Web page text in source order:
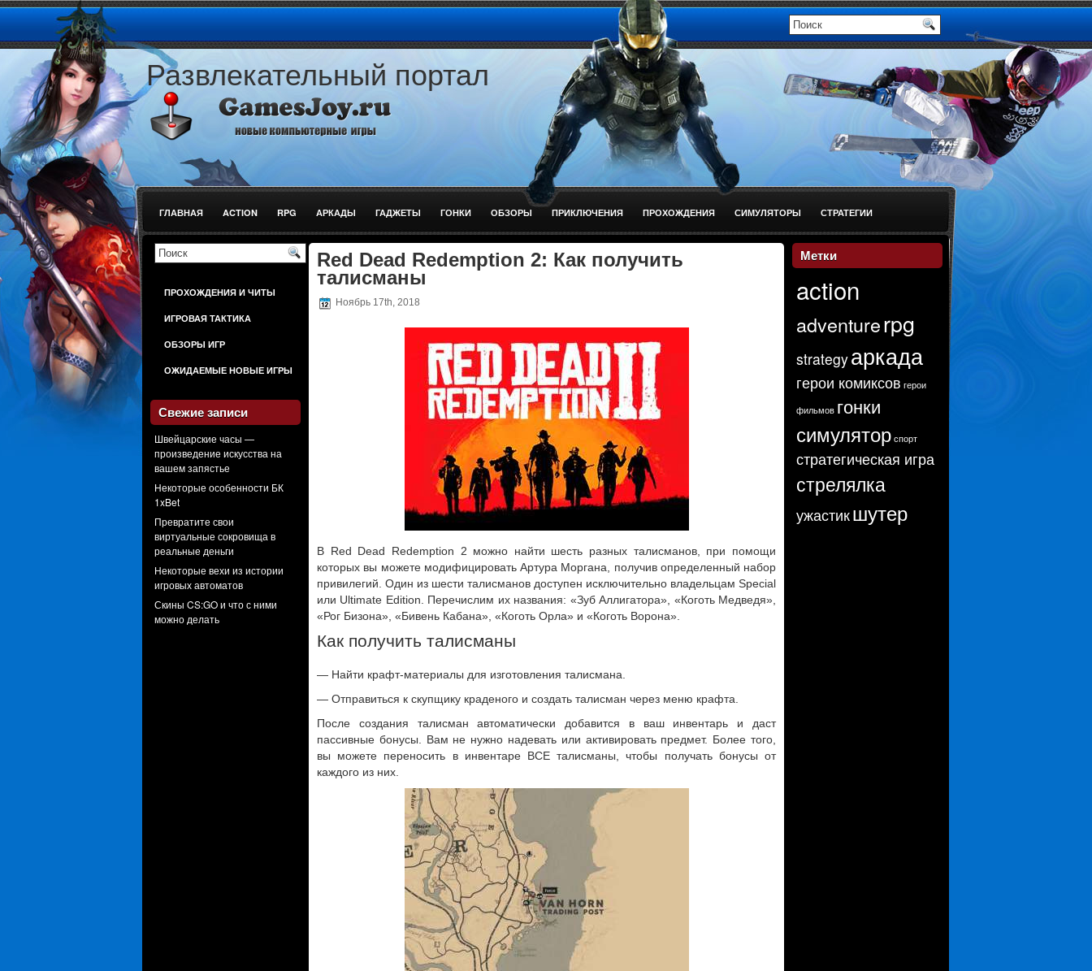
Развлекательный портал
ГЛАВНАЯ ACTION RPG АРКАДЫ ГАДЖЕТЫ ГОНКИ ОБЗОРЫ ПРИКЛЮЧЕНИЯ ПРОХОЖДЕНИЯ СИМУЛЯТОРЫ СТРАТЕГИИ
ШУТЕРЫ
ПРОХОЖДЕНИЯ И ЧИТЫ
ИГРОВАЯ ТАКТИКА
ОБЗОРЫ ИГР
ОЖИДАЕМЫЕ НОВЫЕ ИГРЫ
Свежие записи
Швейцарские часы —
произведение искусства на
вашем запястье
Некоторые особенности БК
1xBet
Превратите свои
виртуальные сокровища в
реальные деньги
Некоторые вехи из истории
игровых автоматов
Скины CS:GO и что с ними
можно делать
Red Dead Redemption 2: Как получить
талисманы
Ноябрь 17th, 2018
В Red Dead Redemption 2 можно найти шесть разных талисманов, при помощи
которых вы можете модифицировать Артура Моргана, получив определенный набор
привилегий. Один из шести талисманов доступен исключительно владельцам Special
или Ultimate Edition. Перечислим их названия: «Зуб Аллигатора», «Коготь Медведя»,
«Рог Бизона», «Бивень Кабана», «Коготь Орла» и «Коготь Ворона».
Как получить талисманы
— Найти крафт-материалы для изготовления талисмана.
— Отправиться к скупщику краденого и создать талисман через меню крафта.
После создания талисман автоматически добавится в ваш инвентарь и даст
пассивные бонусы. Вам не нужно надевать или активировать предмет. Более того,
вы можете переносить в инвентаре ВСЕ талисманы, чтобы получать бонусы от
каждого из них.
Метки
action
adventurerpg
strategyаркада
герои комиксов герои
фильмов гонки
симулятор спорт
стратегическая игра
стрелялка
ужастикшутер